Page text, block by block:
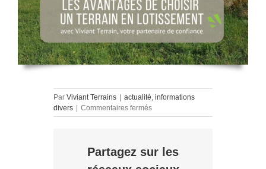
Par Viviant Terrains actualité, informations
divers
Commentaires ferméssur
Pourquoi
terrain
Partagez sur les